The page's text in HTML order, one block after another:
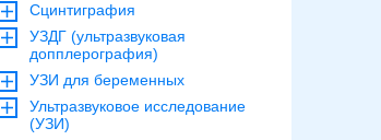
Сцинтиграфия
УЗДГ (ультразвуковая
допплерография)
УЗИ для беременных
Ультразвуковое исследование
(УЗИ)